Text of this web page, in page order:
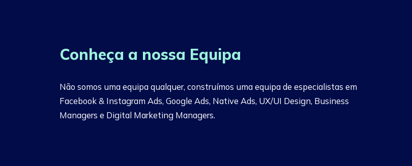
Conheça a nossa Equipa
Não somos uma equipa qualquer, construímos uma equipa de especialistas em
Facebook & Instagram Ads, Google Ads, Native Ads, UX/UI Design, Business
Managers e Digital Marketing Managers.